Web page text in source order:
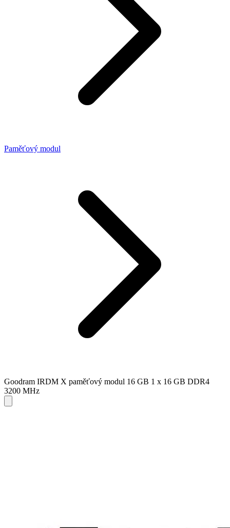
Paměťový modul
Goodram IRDM X paměťový modul 16 GB 1 x 16 GB DDR4
3200 MHz